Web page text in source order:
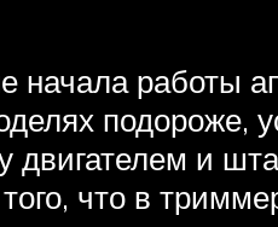
начала работы
подороже,
двигателем и
что в